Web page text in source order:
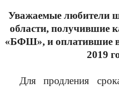
Уважаемые любители
области, получившие
«БФШ», и оплатившие
2019
Для продления